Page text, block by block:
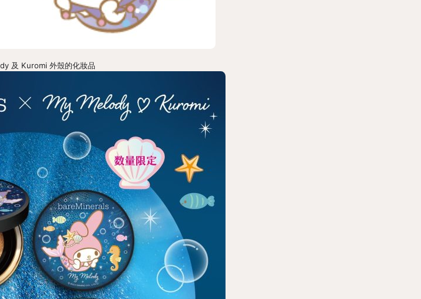
及 Kuromi 外殼的化妝品